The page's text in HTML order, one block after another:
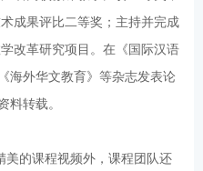
成果评比二等奖；主持并完成
改革研究项目。在《国际汉语
海外华文教育》等杂志发表论
转载。
美的课程视频外，课程团队还